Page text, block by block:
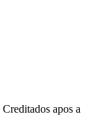
Creditados apos a